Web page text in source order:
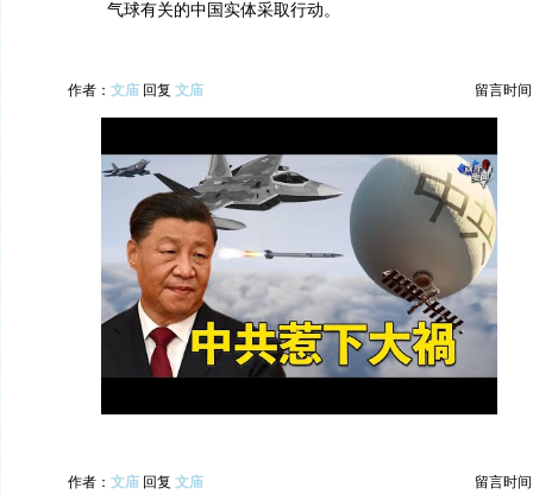
气球有关的中国实体采取行动。
作者： 文庙 回复 文庙 留言时间
作者： 文庙 回复 文庙 留言时间